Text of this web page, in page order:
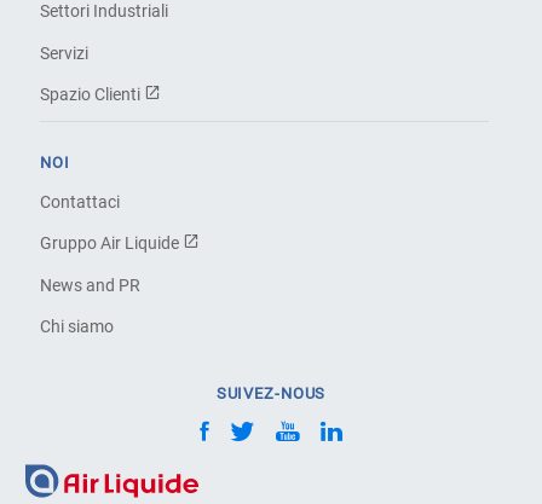
Settori Industriali
Servizi
Spazio Clienti
NOI
Contattaci
Gruppo Air Liquide
News and PR
Chi siamo
SUIVEZ-NOUS